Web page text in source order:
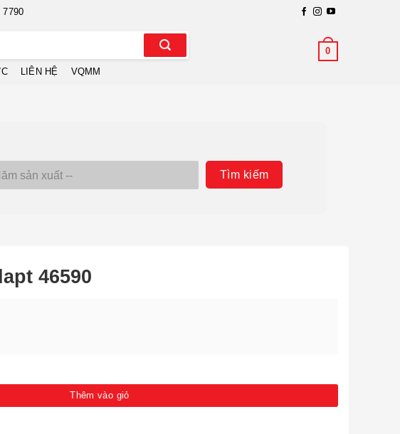
7790
LIÊN HỆ VQMM
0
Tìm kiếm
46590
Thêm vào giỏ